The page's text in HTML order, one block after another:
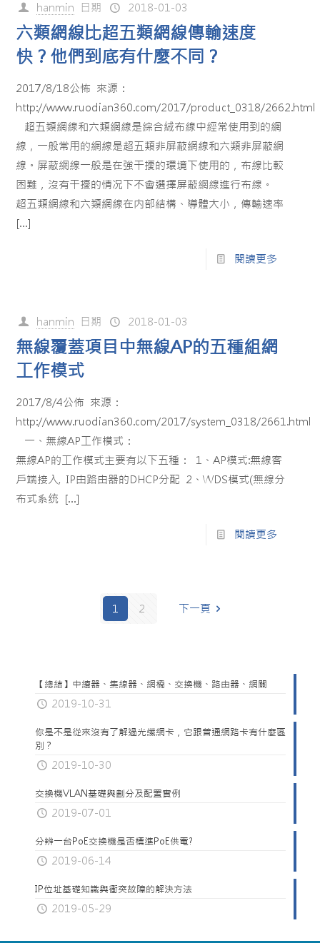
hanmin 日期 2018-01-03
六類網線比超五類網線傳輸速度
快？他們到底有什麼不同？
2017/8/18公怖 來源：
http://www.ruodian360.com/2017/product_0318/2662.html
超五類網線和六類網線是綜合絨布線中經常使用到的網
線，一般常用的網線是超五類非屏蔽網線和六類非屏蔽網
線。屏蔽網線一般是在強干擾的環境下使用的，布線比較
困難，沒有干擾的情况下不會選擇屏蔽網線進行布線。
超五類網線和六類網線在内部結構、導體大小，傳輸速率
[…]
閱讀更多
hanmin 日期 2018-01-03
無線覆蓋項目中無線AP的五種組網
工作模式
2017/8/4公佈 來源：
http://www.ruodian360.com/2017/system_0318/2661.html
一、無線AP工作模式：
無線AP的工作模式主要有以下五種： 1、AP模式:無線客
戶端接入, IP由路由器的DHCP分配 2、WDS模式(無線分
布式系统 […]
閱讀更多
1 2 下一頁
【總結】中續器、集線器、網橋、交換機、路由器、網關
2019-10-31
你是不是從來沒有了解過光纖網卡，它跟普通網路卡有什麼區
別？
2019-10-30
交換機VLAN基礎與劃分及配置實例
2019-07-01
分辨一台PoE交換機是否標準PoE供電?
2019-06-14
IP位址基礎知識與衝突故障的解決方法
2019-05-29